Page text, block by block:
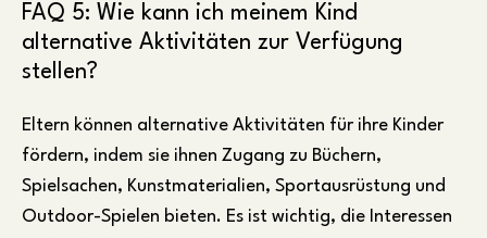
FAQ 5: Wie kann ich meinem Kind
alternative Aktivitäten zur Verfügung
stellen?
Eltern können alternative Aktivitäten für ihre Kinder
fördern, indem sie ihnen Zugang zu Büchern,
Spielsachen, Kunstmaterialien, Sportausrüstung und
Outdoor-Spielen bieten. Es ist wichtig, die Interessen